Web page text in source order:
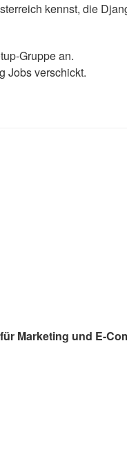
kennst, die
Gruppe an.
Jobs verschickt.
Marketing und E-